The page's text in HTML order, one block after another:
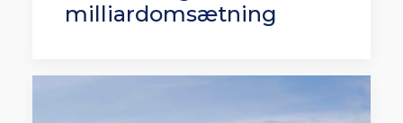
milliardomsætning